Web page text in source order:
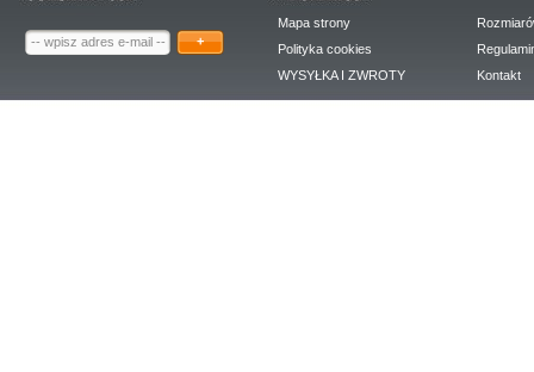
+
Mapa strony
Polityka cookies
WYSYŁKA I ZWROTY
Kontakt